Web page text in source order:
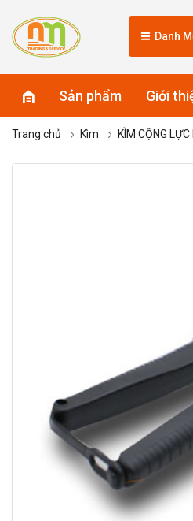
Danh
Sản phẩm Giới
Trang chủ Kìm KÌM CỘNG